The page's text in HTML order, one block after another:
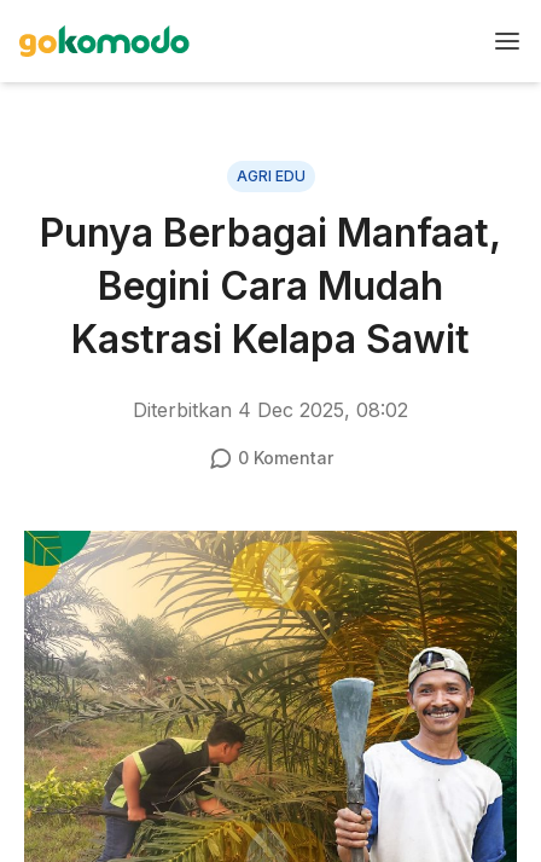
AGRI EDU
Punya Berbagai Manfaat,
Begini Cara Mudah
Kastrasi Kelapa Sawit
Diterbitkan 4 Dec 2025, 08:02
0Komentar